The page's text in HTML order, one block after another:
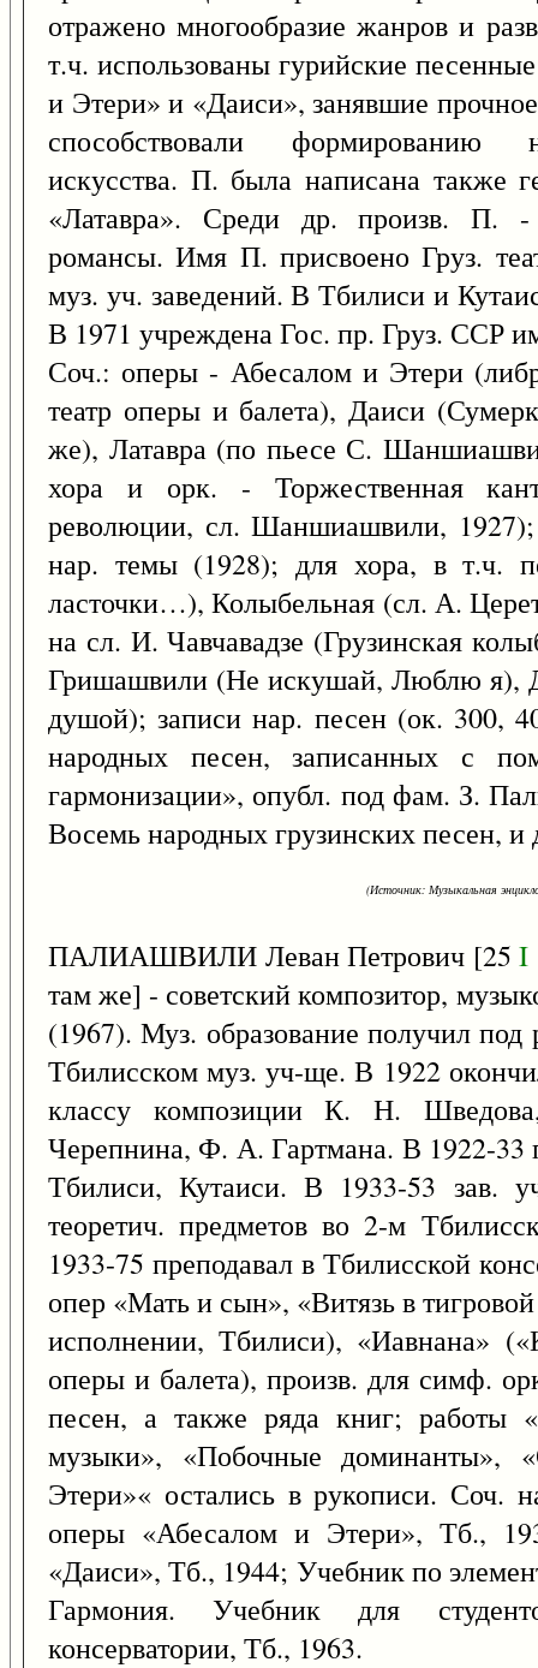
отражено многообразие жанров и
т.ч. использованы гурийские
и Этери» и «Даиси», занявшие
способствовали формированию
искусства. П. была написана также
«Латавра». Среди др. произв. П. -
романсы. Имя П. присвоено Груз.
муз. уч. заведений. В Тбилиси и
В 1971 учреждена Гос. пр. Груз. ССР
Соч.: оперы - Абесалом и Этери
театр оперы и балета), Даиси
же), Латавра (по пьесе С.
хора и орк. - Торжественная
революции, сл. Шаншиашвили,
нар. темы (1928); для хора, в т.ч.
ласточки…), Колыбельная (сл. А.
на сл. И. Чавчавадзе (Грузинская
Гришашвили (Не искушай, Люблю
душой); записи нар. песен (ок. 300,
народных песен, записанных с
гармонизации», опубл. под фам. З.
Восемь народных грузинских песен, и
(Источник: Музыкальная
ПАЛИАШВИЛИ Леван Петрович [25 I
там же] - советский композитор,
(1967). Муз. образование получил
Тбилисском муз. уч-ще. В 1922
классу композиции К. Н.
Черепнина, Ф. А. Гартмана. В 1922-33
Тбилиси, Кутаиси. В 1933-53 зав.
теоретич. предметов во 2-м
1933-75 преподавал в Тбилисской
опер «Мать и сын», «Витязь в
исполнении, Тбилиси), «Иавнана»
оперы и балета), произв. для симф.
песен, а также ряда книг; работы
музыки», «Побочные доминанты»,
Этери»« остались в рукописи. Соч.
оперы «Абесалом и Этери», Тб.,
«Даиси», Тб., 1944; Учебник по
Гармония. Учебник для
консерватории, Тб., 1963.